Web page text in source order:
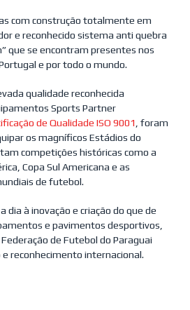
com construção totalmente em
e reconhecido sistema anti quebra
que se encontram presentes nos
e por todo o mundo.
qualidade reconhecida
Sports Partner
de Qualidade ISO 9001 , foram
os magníficos Estádios do
competições históricas como a
Copa Sul Americana e as
de futebol.
dia à inovação e criação do que de
e pavimentos desportivos,
de Futebol do Paraguai
reconhecimento internacional.